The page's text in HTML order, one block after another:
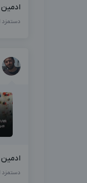
دستمزد
ادمین
دستمزد